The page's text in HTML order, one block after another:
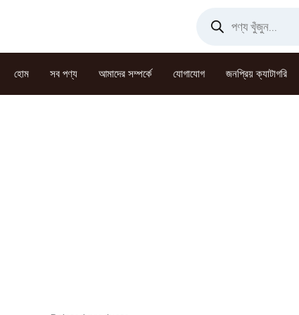
search
হোম সব পণ্য আমাদের সম্পর্কে যোগাযোগ জনপ্রিয় ক্যাটাগরি